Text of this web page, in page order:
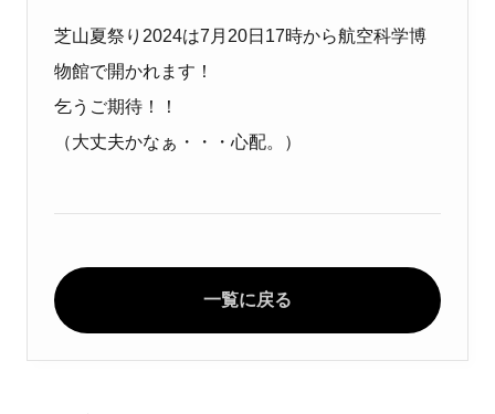
芝山夏祭り2024は7月20日17時から航空科学博
物館で開かれます！
乞うご期待！！
（大丈夫かなぁ・・・心配。）
一覧に戻る